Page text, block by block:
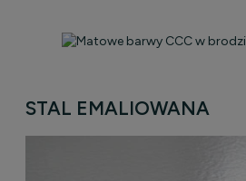
STAL EMALIOWANA